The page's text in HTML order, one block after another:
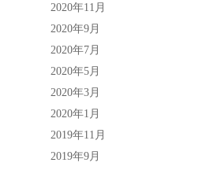
2020年11月
2020年9月
2020年7月
2020年5月
2020年3月
2020年1月
2019年11月
2019年9月